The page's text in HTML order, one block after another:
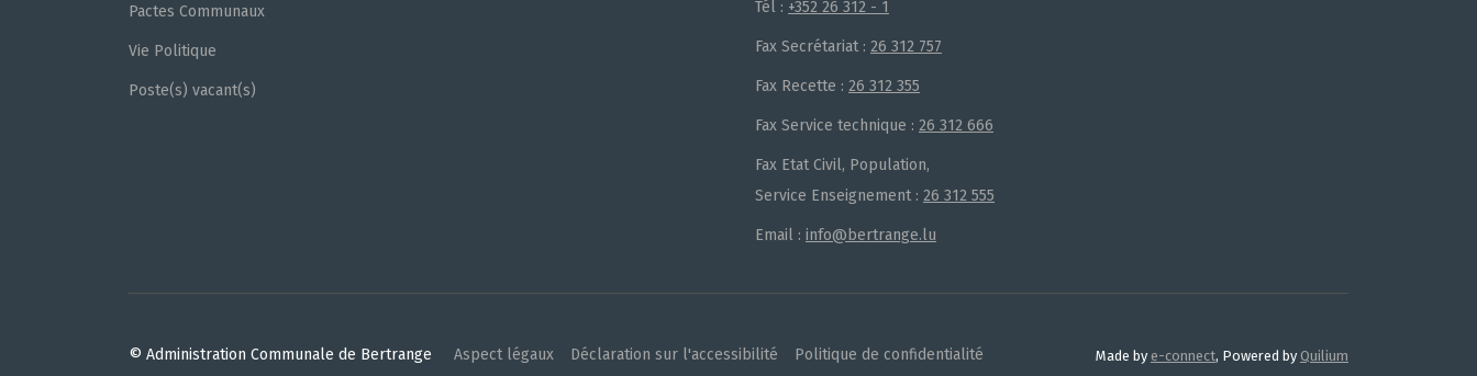
Pactes Communaux
Vie Politique
Poste(s) vacant(s)
Tél : +352 26 312 - 1
Fax Secrétariat : 26 312 757
Fax Recette : 26 312 355
Fax Service technique : 26 312 666
Fax Etat Civil, Population,
Service Enseignement : 26 312 555
Email : info@bertrange.lu
© Administration Communale de Bertrange Aspect légaux Déclaration sur l'accessibilité Politique de confidentialité Made by e-connect, Powered by Quilium